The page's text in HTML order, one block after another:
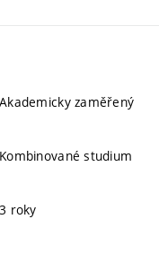
Akademicky zaměřený
Kombinované studium
3 roky